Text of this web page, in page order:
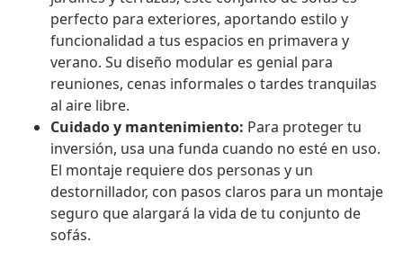
perfecto para exteriores, aportando estilo y
funcionalidad a tus espacios en primavera y
verano. Su diseño modular es genial para
reuniones, cenas informales o tardes tranquilas
al aire libre.
Cuidado y mantenimiento: Para proteger tu
inversión, usa una funda cuando no esté en uso.
El montaje requiere dos personas y un
destornillador, con pasos claros para un montaje
seguro que alargará la vida de tu conjunto de
sofás.